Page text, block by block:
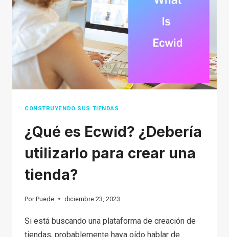
EMPEZAR
A
VENDER
CONSTRUYENDO SUS TIENDAS
¿Qué es Ecwid? ¿Debería
utilizarlo para crear una
tienda?
Por Puede diciembre 23, 2023
Si está buscando una plataforma de creación de
tiendas, probablemente haya oído hablar de